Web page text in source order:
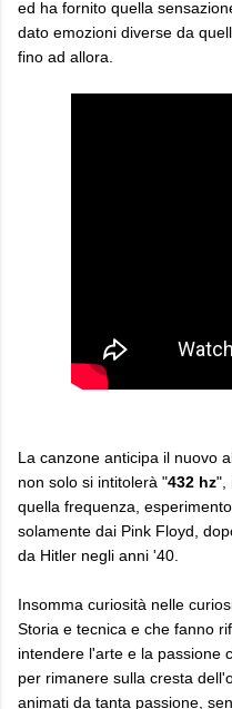
ed ha fornito quella
dato emozioni diverse da
fino ad allora.
La canzone anticipa il nuovo
non solo si intitolerà "432 hz",
quella frequenza,
solamente dai Pink Floyd,
da Hitler negli anni '40.
Insomma curiosità nelle
Storia e tecnica e che fanno
intendere l'arte e la passione
per rimanere sulla cresta
animati da tanta passione,